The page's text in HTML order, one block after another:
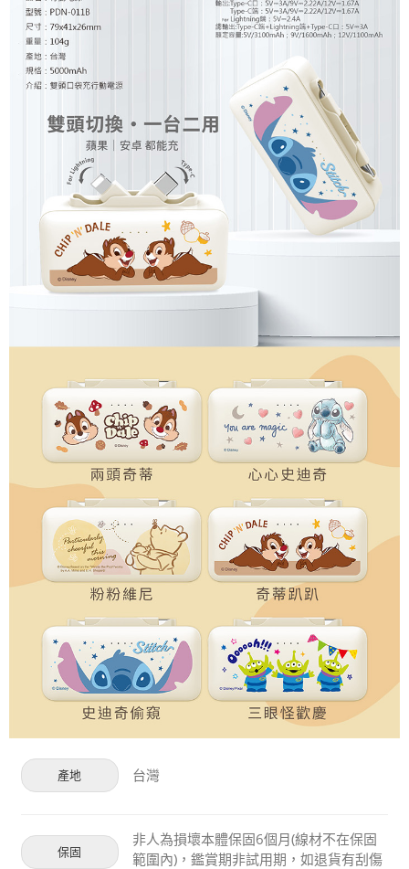
產地 台灣
保固
非人為損壞本體保固6個月(線材不在保固
範圍內)，鑑賞期非試用期，如退貨有刮傷